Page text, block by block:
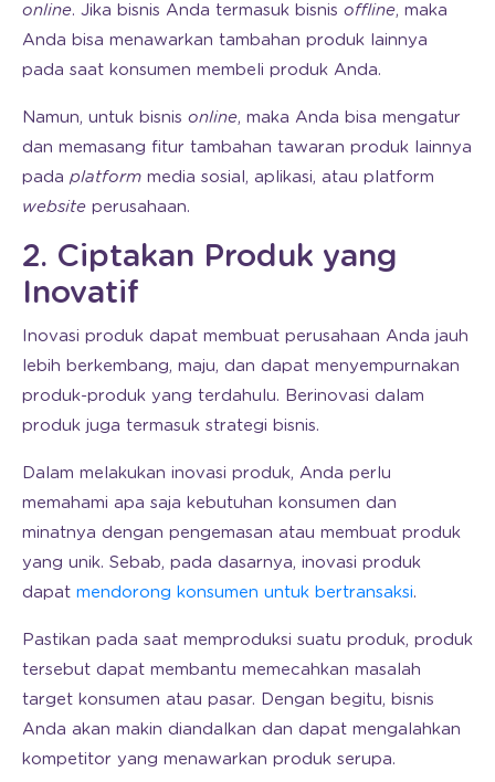
online. Jika bisnis Anda termasuk bisnis offline, maka
Anda bisa menawarkan tambahan produk lainnya
pada saat konsumen membeli produk Anda.
Namun, untuk bisnis online, maka Anda bisa mengatur
dan memasang fitur tambahan tawaran produk lainnya
pada platform media sosial, aplikasi, atau platform
website perusahaan.
2. Ciptakan Produk yang
Inovatif
Inovasi produk dapat membuat perusahaan Anda jauh
lebih berkembang, maju, dan dapat menyempurnakan
produk-produk yang terdahulu. Berinovasi dalam
produk juga termasuk strategi bisnis.
Dalam melakukan inovasi produk, Anda perlu
memahami apa saja kebutuhan konsumen dan
minatnya dengan pengemasan atau membuat produk
yang unik. Sebab, pada dasarnya, inovasi produk
dapat mendorong konsumen untuk bertransaksi.
Pastikan pada saat memproduksi suatu produk, produk
tersebut dapat membantu memecahkan masalah
target konsumen atau pasar. Dengan begitu, bisnis
Anda akan makin diandalkan dan dapat mengalahkan
kompetitor yang menawarkan produk serupa.